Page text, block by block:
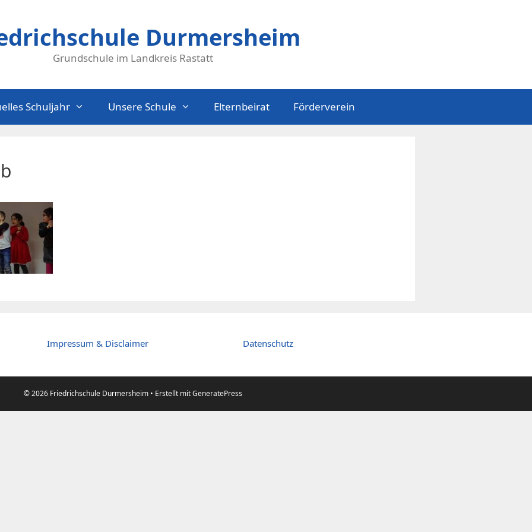
Durmersheim
Grundschule im Landkreis Rastatt
Schuljahr Unsere Schule Elternbeirat Förderverein
Impressum & Disclaimer Datenschutz
© 2026 Friedrichschule Durmersheim • Erstellt mitGeneratePress